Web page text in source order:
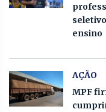
ensino
AÇÃO
MPF